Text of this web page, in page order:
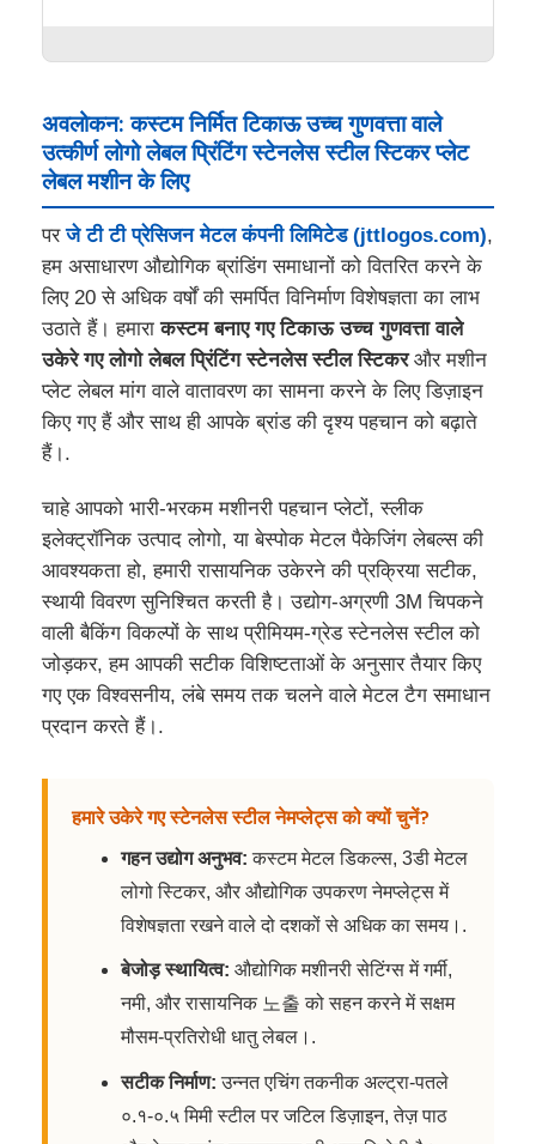
अवलोकन: कस्टम निर्मित टिकाऊ उच्च गुणवत्ता वाले
उत्कीर्ण लोगो लेबल प्रिंटिंग स्टेनलेस स्टील स्टिकर प्लेट
लेबल मशीन के लिए
परजे टी टी प्रेसिजन मेटल कंपनी लिमिटेड (jttlogos.com),
हम असाधारण औद्योगिक ब्रांडिंग समाधानों को वितरित करने के
लिए 20 से अधिक वर्षों की समर्पित विनिर्माण विशेषज्ञता का लाभ
उठाते हैं। हमाराकस्टम बनाए गए टिकाऊ उच्च गुणवत्ता वाले
उकेरे गए लोगो लेबल प्रिंटिंग स्टेनलेस स्टील स्टिकरऔर मशीन
प्लेट लेबल मांग वाले वातावरण का सामना करने के लिए डिज़ाइन
किए गए हैं और साथ ही आपके ब्रांड की दृश्य पहचान को बढ़ाते
हैं।.
चाहे आपको भारी-भरकम मशीनरी पहचान प्लेटों, स्लीक
इलेक्ट्रॉनिक उत्पाद लोगो, या बेस्पोक मेटल पैकेजिंग लेबल्स की
आवश्यकता हो, हमारी रासायनिक उकेरने की प्रक्रिया सटीक,
स्थायी विवरण सुनिश्चित करती है। उद्योग-अग्रणी 3M चिपकने
वाली बैकिंग विकल्पों के साथ प्रीमियम-ग्रेड स्टेनलेस स्टील को
जोड़कर, हम आपकी सटीक विशिष्टताओं के अनुसार तैयार किए
गए एक विश्वसनीय, लंबे समय तक चलने वाले मेटल टैग समाधान
प्रदान करते हैं।.
हमारे उकेरे गए स्टेनलेस स्टील नेमप्लेट्स को क्यों चुनें?
गहन उद्योग अनुभव: कस्टम मेटल डिकल्स, 3डी मेटल
लोगो स्टिकर, और औद्योगिक उपकरण नेमप्लेट्स में
विशेषज्ञता रखने वाले दो दशकों से अधिक का समय।.
बेजोड़ स्थायित्व: औद्योगिक मशीनरी सेटिंग्स में गर्मी,
नमी, और रासायनिक 노출 को सहन करने में सक्षम
मौसम-प्रतिरोधी धातु लेबल।.
सटीक निर्माण: उन्नत एचिंग तकनीक अल्ट्रा-पतले
०.१-०.५ मिमी स्टील पर जटिल डिज़ाइन, तेज़ पाठ